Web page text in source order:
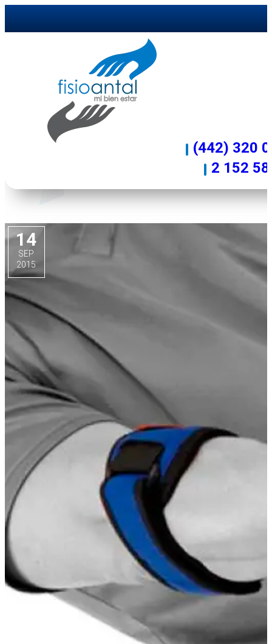
(442) 320
2 152
LESIÓN DE CODO POR
14
SEP
2015